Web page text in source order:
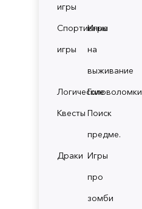
игры
Спортивные
игры
Игры
на
выживание
ЛогическиеГоловоломки
Квесты Поиск
предме.
Драки Игры
про
зомби